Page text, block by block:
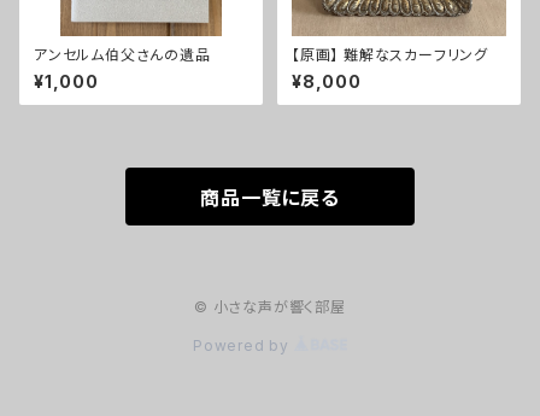
アンセルム伯父さんの遺品
¥1,000
【原画】 難解なスカーフリング
¥8,000
商品一覧に戻る
© 小さな声が響く部屋
Powered by